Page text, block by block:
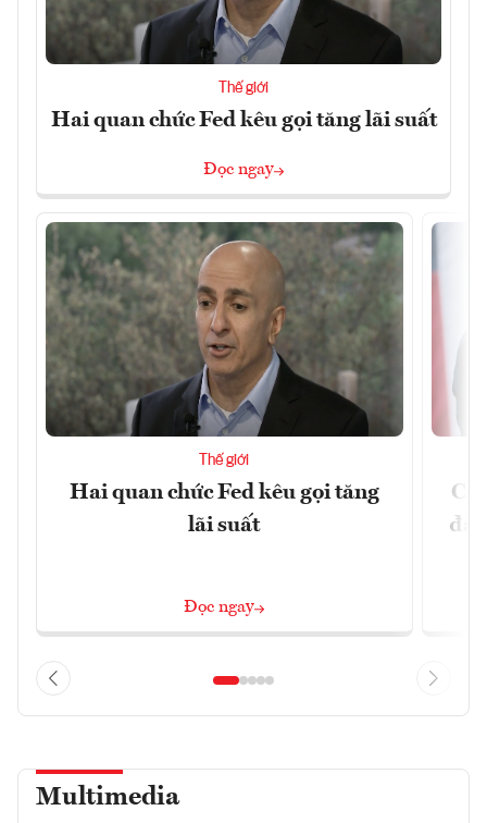
Thế giới
Hai quan chức Fed kêu gọi tăng lãi suất
Đọc ngay
Thế giới
Hai quan chức Fed kêu gọi tăng
lãi suất
Đọc ngay
đã
Multimedia